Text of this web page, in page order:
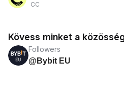
CC
Kövess minket a
Followers
@Bybit EU